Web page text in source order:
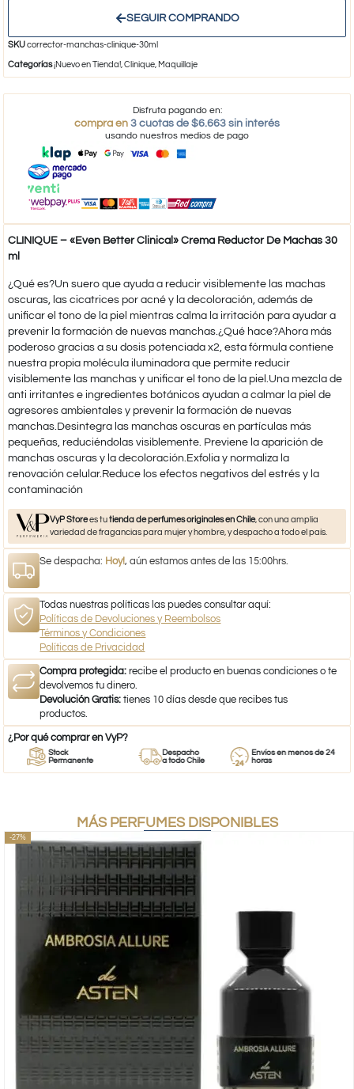
SEGUIR COMPRANDO
SKUcorrector-manchas-clinique-30ml
Categorías¡Nuevo en Tienda!,Clinique, Maquillaje
Disfruta pagando en:
compra en 3 cuotas de $6.663 sin interés
usando nuestros medios de pago
CLINIQUE – «Even Better Clinical» Crema Reductor De Machas 30
ml
¿Qué es?Un suero que ayuda a reducir visiblemente las machas
oscuras, las cicatrices por acné y la decoloración, además de
unificar el tono de la piel mientras calma la irritación para ayudar a
prevenir la formación de nuevas manchas.¿Qué hace?Ahora más
poderoso gracias a su dosis potenciada x2, esta fórmula contiene
nuestra propia molécula iluminadora que permite reducir
visiblemente las manchas y unificar el tono de la piel.Una mezcla de
anti irritantes e ingredientes botánicos ayudan a calmar la piel de
agresores ambientales y prevenir la formación de nuevas
manchas.Desintegra las manchas oscuras en partículas más
pequeñas, reduciéndolas visiblemente. Previene la aparición de
manchas oscuras y la decoloración.Exfolia y normaliza la
renovación celular.Reduce los efectos negativos del estrés y la
contaminación
VyP Storees tutienda de perfumes originales en Chile, con una amplia
variedad de fragancias para mujer y hombre, y despacho a todo el país.
Se despacha: Hoy!, aún estamos antes de las 15:00hrs.
Todas nuestras políticas las puedes consultar aquí:
Políticas de Devoluciones y Reembolsos
Términos y Condiciones
Políticas de Privacidad
Compra protegida: recibe el producto en buenas condiciones o te
devolvemos tu dinero.
Devolución Gratis: tienes 10 días desde que recibes tus
productos.
¿Por qué comprar en VyP?
Stock
Permanente
Despacho
a todo Chile
Envíos en menos de 24
horas
MÁS PERFUMES DISPONIBLES
-27%